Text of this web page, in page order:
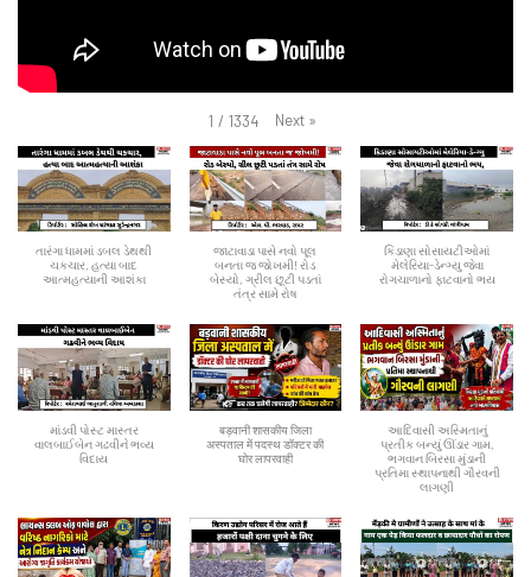
1 / 1334 Next »
તારંગા ધામમાં ડબલ ડેથથી
ચકચાર, હત્યા બાદ
આત્મહત્યાની આશંકા
જાટાવાડા પાસે નવો પૂલ
બનતા જ જોખમી! રોડ
બેસ્યો, ગ્રીલ છૂટી પડતાં
તંત્ર સામે રોષ
કિડાણા સોસાયટીઓમાં
મેલેરિયા-ડેન્ગ્યુ જેવા
રોગચાળાનો ફાટવાનો ભય
માંડવી પોસ્ટ માસ્તર
વાલબાઈબેન ગઢવીને ભવ્ય
વિદાય
बड़वानी शासकीय जिला
अस्पताल में पदस्थ डॉक्टर की
घोर लापरवाही
આદિવાસી અસ્મિતાનું
પ્રતીક બન્યું ઊંડાર ગામ,
ભગવાન બિરસા મુંડાની
પ્રતિમા સ્થાપનાથી ગૌરવની
લાગણી